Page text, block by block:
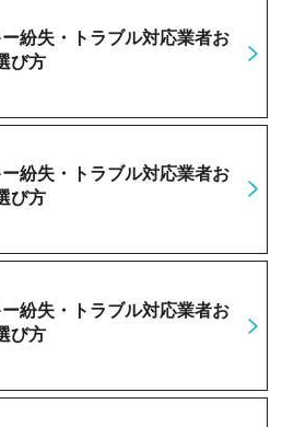
紛失・トラブル対応業者お
び方
紛失・トラブル対応業者お
び方
紛失・トラブル対応業者お
び方